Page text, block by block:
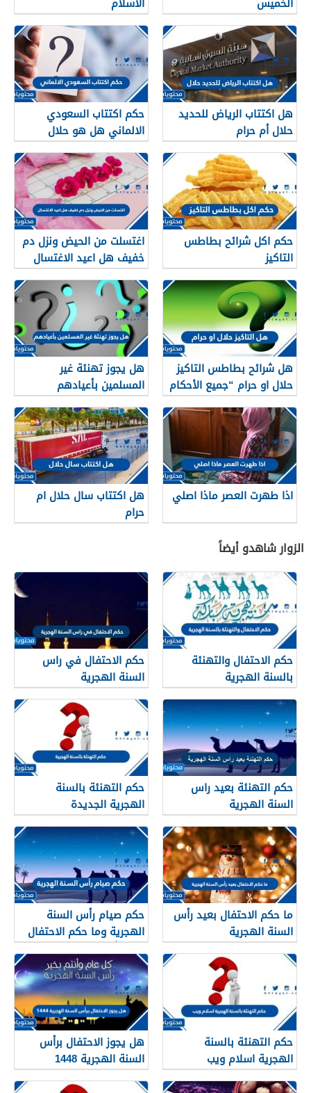
هل اكتتاب الرياض للحديد
حلال أم حرام
حكم اكتتاب السعودي
الالماني هل هو حلال
حكم اكل شرائح بطاطس
التاكيز
اغتسلت من الحيض ونزل دم
خفيف هل اعيد الاغتسال
هل شرائح بطاطس التاكيز
حلال او حرام “جميع الأحكام
الشرعية”
هل يجوز تهنئة غير
المسلمين بأعيادهم
اذا طهرت العصر ماذا اصلي
هل اكتتاب سال حلال ام
حرام
الزوار شاهدو أيضاً
حكم الاحتفال والتهنئة
بالسنة الهجرية
حكم الاحتفال في راس
السنة الهجرية
حكم التهنئة بعيد راس
السنة الهجرية
حكم التهنئة بالسنة
الهجرية الجديدة
ما حكم الاحتفال بعيد رأس
السنة الهجرية
حكم صيام رأس السنة
الهجرية وما حكم الاحتفال
بعيد رأس السنه الهجريه
حكم التهنئة بالسنة
الهجرية اسلام ويب
هل يجوز الاحتفال برأس
السنة الهجرية 1448